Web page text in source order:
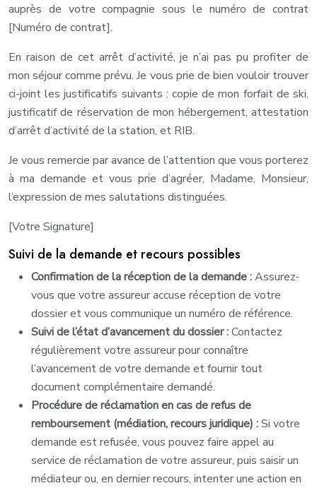
auprès de votre compagnie sous le numéro de contrat
[Numéro de contrat].
En raison de cet arrêt d’activité, je n’ai pas pu profiter de
mon séjour comme prévu. Je vous prie de bien vouloir trouver
ci-joint les justificatifs suivants : copie de mon forfait de ski,
justificatif de réservation de mon hébergement, attestation
d’arrêt d’activité de la station, et RIB.
Je vous remercie par avance de l’attention que vous porterez
à ma demande et vous prie d’agréer, Madame, Monsieur,
l’expression de mes salutations distinguées.
[Votre Signature]
Suivi de la demande et recours possibles
Confirmation de la réception de la demande :Assurez-
vous que votre assureur accuse réception de votre
dossier et vous communique un numéro de référence.
Suivi de l’état d’avancement du dossier :Contactez
régulièrement votre assureur pour connaître
l’avancement de votre demande et fournir tout
document complémentaire demandé.
Procédure de réclamation en cas de refus de
remboursement (médiation, recours juridique) :Si votre
demande est refusée, vous pouvez faire appel au
service de réclamation de votre assureur, puis saisir un
médiateur ou, en dernier recours, intenter une action en